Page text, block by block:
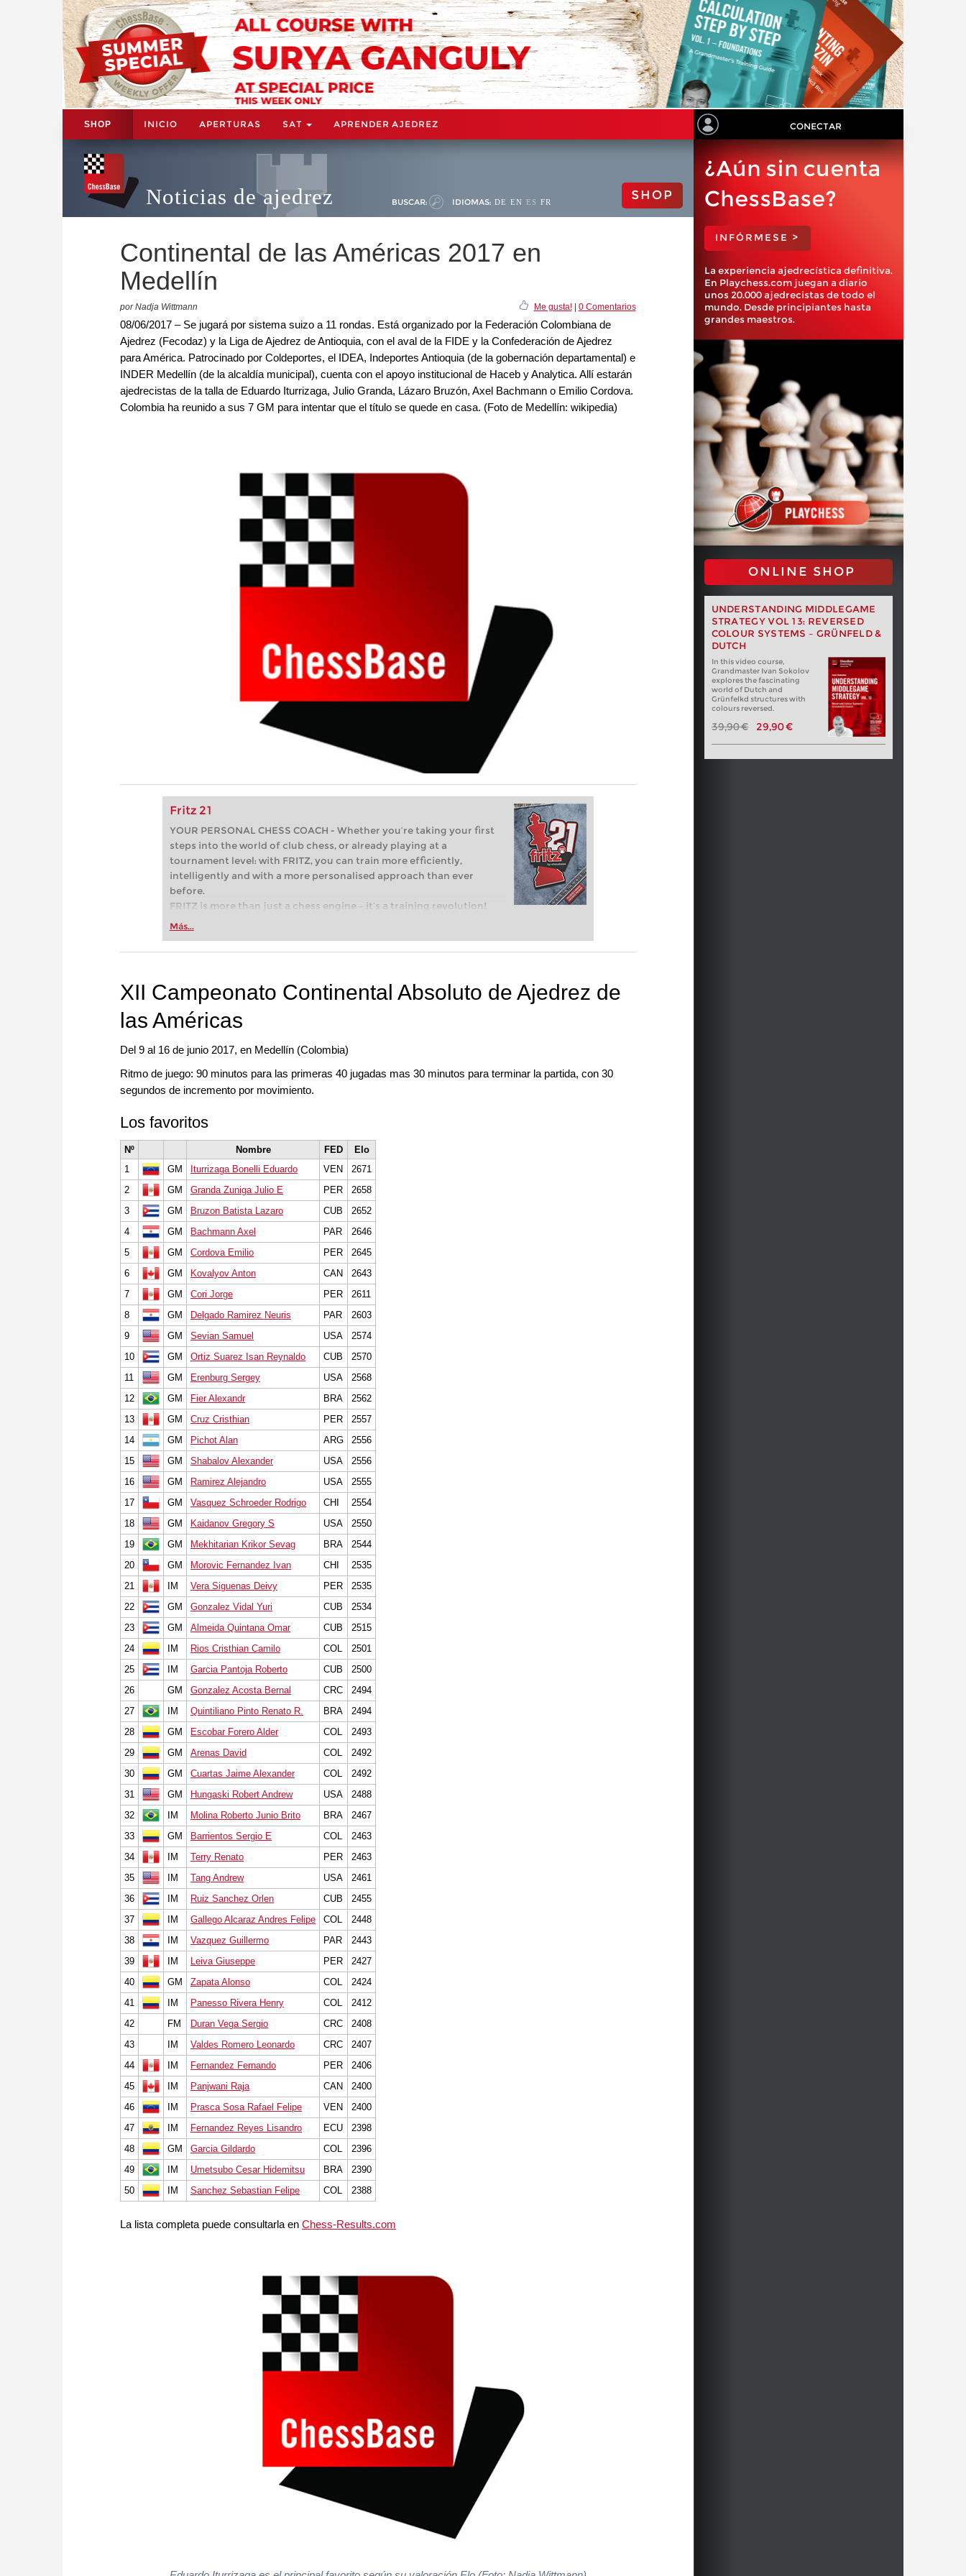
SHOP INICIO APERTURAS SAT APRENDER AJEDREZ CONECTAR
Noticias de ajedrez BUSCAR: IDIOMAS: DE EN ES FR SHOP
Continental de las Américas 2017 en
Medellín
por Nadja Wittmann Me gusta!| 0 Comentarios
08/06/2017 – Se jugará por sistema suizo a 11 rondas. Está organizado por la Federación Colombiana de
Ajedrez (Fecodaz) y la Liga de Ajedrez de Antioquia, con el aval de la FIDE y la Confederación de Ajedrez
para América. Patrocinado por Coldeportes, el IDEA, Indeportes Antioquia (de la gobernación departamental) e
INDER Medellín (de la alcaldía municipal), cuenta con el apoyo institucional de Haceb y Analytica. Allí estarán
ajedrecistas de la talla de Eduardo Iturrizaga, Julio Granda, Lázaro Bruzón, Axel Bachmann o Emilio Cordova.
Colombia ha reunido a sus 7 GM para intentar que el título se quede en casa. (Foto de Medellín: wikipedia)
Fritz 21
YOUR PERSONAL CHESS COACH - Whether you’re taking your first
steps into the world of club chess, or already playing at a
tournament level: with FRITZ, you can train more efficiently,
intelligently and with a more personalised approach than ever
before.
FRITZ is more than just a chess engine – it’s a training revolution!
Whether you’re taking your first steps into the world of club chess,
more efficiently, intelligently and with a more personalised
Más...
¿Aún sin cuenta
ChessBase?
INFÓRMESE >
La experiencia ajedrecística definitiva.
En Playchess.com juegan a diario
unos 20.000 ajedrecistas de todo el
mundo. Desde principiantes hasta
grandes maestros.
ONLINE SHOP
UNDERSTANDING MIDDLEGAME
STRATEGY VOL 13: REVERSED
COLOUR SYSTEMS – GRÜNFELD &
DUTCH
In this video course,
Grandmaster Ivan Sokolov
explores the fascinating
world of Dutch and
Grünfelkd structures with
colours reversed.
39,90 € 29,90 €
XII Campeonato Continental Absoluto de Ajedrez de
las Américas
Del 9 al 16 de junio 2017, en Medellín (Colombia)
Ritmo de juego: 90 minutos para las primeras 40 jugadas mas 30 minutos para terminar la partida, con 30
segundos de incremento por movimiento.
Los favoritos
Nº Nombre FED
Elo
1
GM Iturrizaga Bonelli Eduardo VEN
2671
2
GM Granda Zuniga Julio E PER
2658
3
GM Bruzon Batista Lazaro CUB
2652
4
GM Bachmann Axel PAR
2646
5
GM Cordova Emilio PER
2645
6
GM Kovalyov Anton CAN
2643
7
GM Cori Jorge PER
2611
8
GM Delgado Ramirez Neuris PAR
2603
9
GM Sevian Samuel USA
2574
10
GM Ortiz Suarez Isan Reynaldo CUB
2570
11
GM Erenburg Sergey USA
2568
12
GM Fier Alexandr BRA
2562
13
GM Cruz Cristhian PER
2557
14
GM Pichot Alan ARG
2556
15
GM Shabalov Alexander USA
2556
16
GM Ramirez Alejandro USA
2555
17
GM Vasquez Schroeder Rodrigo CHI
2554
18
GM Kaidanov Gregory S USA
2550
19
GM Mekhitarian Krikor Sevag BRA
2544
20
GM Morovic Fernandez Ivan CHI
2535
21
IM Vera Siguenas Deivy PER
2535
22
GM Gonzalez Vidal Yuri CUB
2534
23
GM Almeida Quintana Omar CUB
2515
24
IM Rios Cristhian Camilo COL
2501
25
IM Garcia Pantoja Roberto CUB
2500
26
GM Gonzalez Acosta Bernal CRC
2494
27
IM Quintiliano Pinto Renato R. BRA
2494
28
GM Escobar Forero Alder COL
2493
29
GM Arenas David COL
2492
30
GM Cuartas Jaime Alexander COL
2492
31
GM Hungaski Robert Andrew USA
2488
32
IM Molina Roberto Junio Brito BRA
2467
33
GM Barrientos Sergio E COL
2463
34
IM Terry Renato PER
2463
35
IM Tang Andrew USA
2461
36
IM Ruiz Sanchez Orlen CUB
2455
37
IM Gallego Alcaraz Andres Felipe COL
2448
38
IM Vazquez Guillermo PAR
2443
39
IM Leiva Giuseppe PER
2427
40
GM Zapata Alonso COL
2424
41
IM Panesso Rivera Henry COL
2412
42
FM Duran Vega Sergio CRC
2408
43
IM Valdes Romero Leonardo CRC
2407
44
IM Fernandez Fernando PER
2406
45
IM Panjwani Raja CAN
2400
46
IM Prasca Sosa Rafael Felipe VEN
2400
47
IM Fernandez Reyes Lisandro ECU
2398
48
GM Garcia Gildardo COL
2396
49
IM Umetsubo Cesar Hidemitsu BRA
2390
50
IM Sanchez Sebastian Felipe COL 2388
La lista completa puede consultarla en Chess-Results.com